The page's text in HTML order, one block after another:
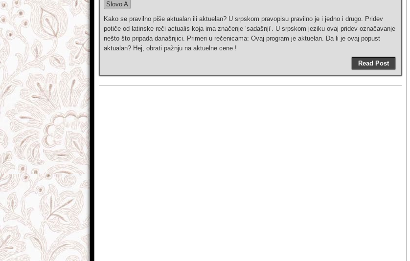
Slovo A
Kako se pravilno piše aktualan ili aktuelan? U srpskom pravopisu pravilno je i jedno i drugo. Pridev
potiče od latinske reči actualis koja ima značenje ‘sadašnji’. U srpskom jeziku ovaj pridev označavanje
nešto što pripada današnjici. Primeri u rečenicama: Ovaj program je aktuelan. Da li je ovaj popust
aktualan? Hej, obrati pažnju na aktuelne cene !
Read Post